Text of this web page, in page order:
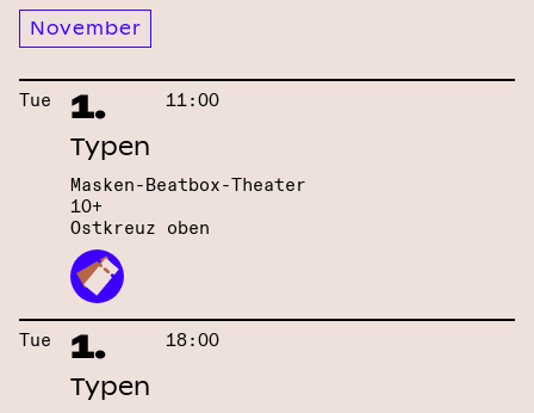
November
Tue 1. 11:00
Typen
Masken-Beatbox-Theater
10+
Ostkreuz oben
Tue 1. 18:00
Typen